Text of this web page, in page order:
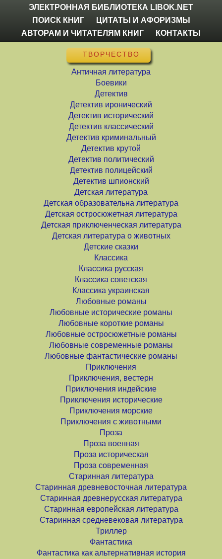
ЭЛЕКТРОННАЯ БИБЛИОТЕКА LIBOK.NET
ПОИСК КНИГ
ЦИТАТЫ И АФОРИЗМЫ
АВТОРАМ И ЧИТАТЕЛЯМ КНИГ
КОНТАКТЫ
ТВОРЧЕСТВО
Античная литература
Боевики
Детектив
Детектив иронический
Детектив исторический
Детектив классический
Детектив криминальный
Детектив крутой
Детектив политический
Детектив полицейский
Детектив шпионский
Детская литература
Детская образовательна литература
Детская остросюжетная литература
Детская приключенческая литература
Детская литература о животных
Детские сказки
Классика
Классика русская
Классика советская
Классика украинская
Любовные романы
Любовные исторические романы
Любовные короткие романы
Любовные остросюжетные романы
Любовные современные романы
Любовные фантастические романы
Приключения
Приключения, вестерн
Приключения индейские
Приключения исторические
Приключения морские
Приключения с животными
Проза
Проза военная
Проза историческая
Проза современная
Старинная литература
Старинная древневосточная литература
Старинная древнерусская литература
Старинная европейская литература
Старинная средневековая литература
Триллер
Фантастика
Фантастика как альтернативная история